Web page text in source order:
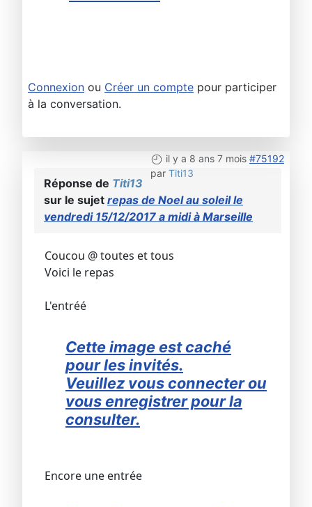
Connexion ou Créer un compte pour participer
à la conversation.
il y a 8 ans 7 mois #75192
par Titi13
Réponse de Titi13
sur le sujet repas de Noel au soleil le
vendredi 15/12/2017 a midi à Marseille
Coucou @ toutes et tous
Voici le repas
L'entréé
Cette image est caché
pour les invités.
Veuillez vous connecter ou
vous enregistrer pour la
consulter.
Encore une entrée